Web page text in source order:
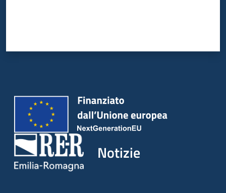
Notizie